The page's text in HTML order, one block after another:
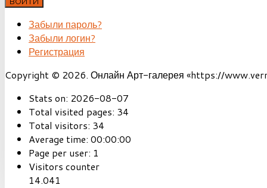
Забыли пароль?
Забыли логин?
Регистрация
Copyright © 2026. Онлайн Арт-галерея «https://
Stats on: 2026-08-07
Total visited pages: 34
Total visitors: 34
Average time: 00:00:00
Page per user: 1
Visitors counter
14.041